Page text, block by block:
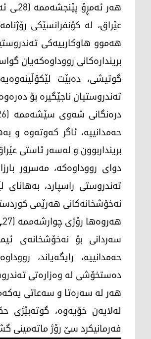
عێراق، لە کۆنفرانسێکی
هەموو هاوکارییەکی
بریندارەکانی رووداوەکەیان
گوتیشی، دەبێت
تەندروستیان ناجێگیرە بۆ
برینداربوون و له‌سه‌ر ئاستی
دوای رووداوەکە، مەسرور
تەندروستی راسپارد،
نەخۆشخانەکانی هەرێمی
سه‌ردانی بۆ نه‌خۆشخانه‌ی
حه‌مدانییه‌، رایگه‌یاند،
ده‌ستخۆشی له‌ وه‌زاره‌تی
هه‌ر له‌ سه‌ره‌تا و سه‌عاتی
لەلایەن خۆیەوە، گوته‌بێژی
فەرمانیکرد سێ رۆژ ماتەمینی